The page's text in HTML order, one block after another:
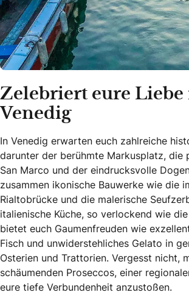
Zelebriert eure Liebe
Venedig
In Venedig erwarten euch zahlreiche
darunter der berühmte Markusplatz, die
San Marco und der eindrucksvolle
zusammen ikonische Bauwerke wie die
Rialtobrücke und die malerische
italienische Küche, so verlockend wie
bietet euch Gaumenfreuden wie
Fisch und unwiderstehliches Gelato in
Osterien und Trattorien. Vergesst nicht,
schäumenden Proseccos, einer
eure tiefe Verbundenheit anzustoßen.